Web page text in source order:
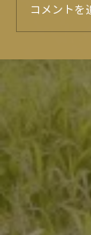
無料で
よ
コメント